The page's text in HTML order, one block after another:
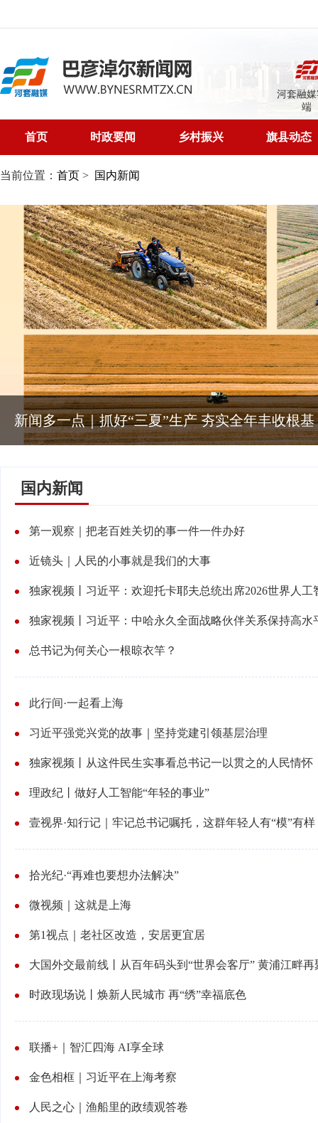
河套融
端
首页 时政要闻 乡村振兴 旗县动态
当前位置： 首页 > 国内新闻
新闻多一点｜抓好“三夏”生产 夯实全年丰收根基
国内新闻
第一观察｜把老百姓关切的事一件一件办好
近镜头｜人民的小事就是我们的大事
独家视频丨习近平：欢迎托卡耶夫总统出席2026世界人工
总书记为何关心一根晾衣竿？
此行间·一起看上海
习近平强党兴党的故事｜坚持党建引领基层治理
独家视频丨从这件民生实事看总书记一以贯之的人民情怀
理政纪丨做好人工智能“年轻的事业”
壹视界·知行记｜牢记总书记嘱托，这群年轻人有“模”有样
拾光纪·“再难也要想办法解决”
微视频｜这就是上海
第1视点｜老社区改造，安居更宜居
大国外交最前线丨从百年码头到“世界会客厅” 黄浦江畔
时政现场说丨焕新人民城市 再“绣”幸福底色
联播+｜智汇四海 AI享全球
金色相框｜习近平在上海考察
人民之心｜渔船里的政绩观答卷